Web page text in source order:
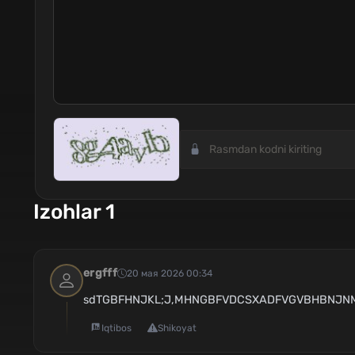
Izohlar 1
ergfff 20 мая 2026 00:34
Iqtibos Shikoyat